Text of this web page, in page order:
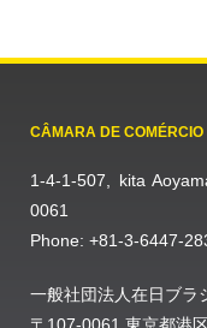
CÂMARA DE
1-4-1-507, kita
0061
Phone: +81-3-6447-
一般社団法人在日ブラ